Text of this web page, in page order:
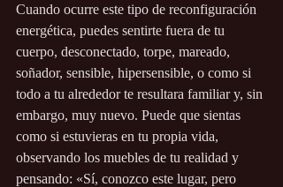
Cuando ocurre este tipo de reconfiguración
energética, puedes sentirte fuera de tu
cuerpo, desconectado, torpe, mareado,
soñador, sensible, hipersensible, o como si
todo a tu alrededor te resultara familiar y, sin
embargo, muy nuevo. Puede que sientas
como si estuvieras en tu propia vida,
observando los muebles de tu realidad y
pensando: «Sí, conozco este lugar, pero